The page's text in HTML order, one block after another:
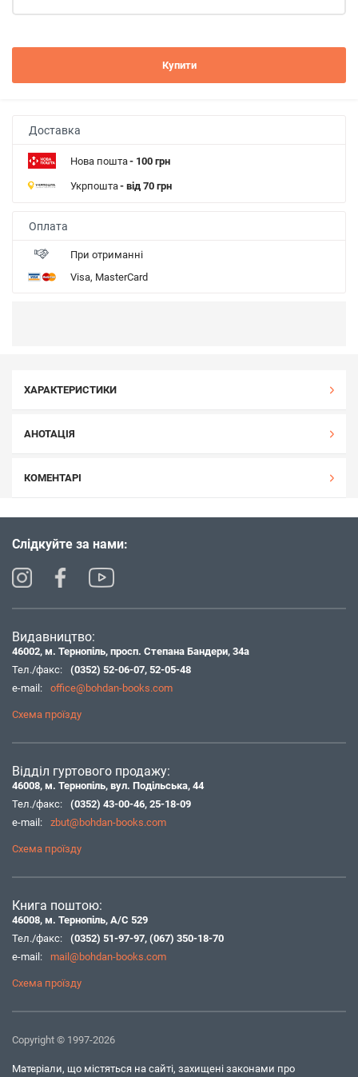
Купити
Доставка
Нова пошта- 100 грн
Укрпошта- від 70 грн
Оплата
При отриманні
Visa, MasterCard
ХАРАКТЕРИСТИКИ
АНОТАЦІЯ
КОМЕНТАРІ
Слідкуйте за нами:
Видавництво:
46002, м. Тернопіль, просп. Степана Бандери, 34а
Тел./факс:
(0352) 52-06-07, 52-05-48
e-mail:
office@bohdan-books.com
Схема проїзду
Відділ гуртового продажу:
46008, м. Тернопіль, вул. Подільська, 44
Тел./факс:
(0352) 43-00-46, 25-18-09
e-mail:
zbut@bohdan-books.com
Схема проїзду
Книга поштою:
46008, м. Тернопіль, А/С 529
Тел./факс:
(0352) 51-97-97, (067) 350-18-70
e-mail:
mail@bohdan-books.com
Схема проїзду
Copyright © 1997-2026
Матеріали, що містяться на сайті, захищені законами про